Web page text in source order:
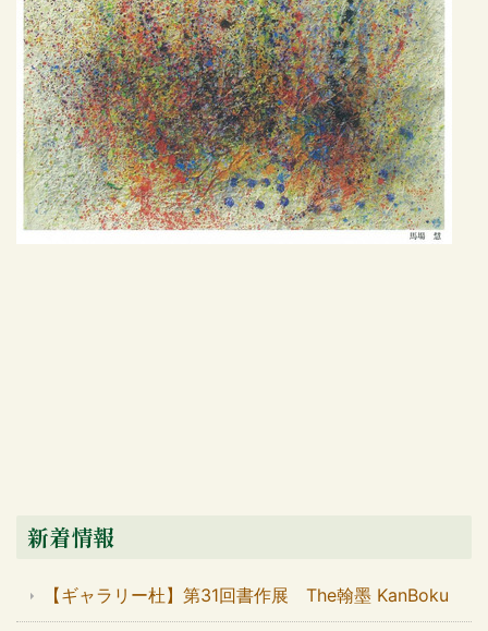
新着情報
【ギャラリー杜】第31回書作展 The翰墨 KanBoku